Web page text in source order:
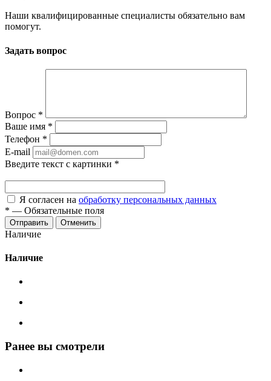
Наши квалифицированные специалисты обязательно вам
помогут.
Задать вопрос
Вопрос *
Ваше имя *
Телефон *
E-mail
Введите текст с картинки *
Я согласен на обработку персональных данных
* — Обязательные поля
Отменить
Наличие
Наличие
Ранее вы смотрели